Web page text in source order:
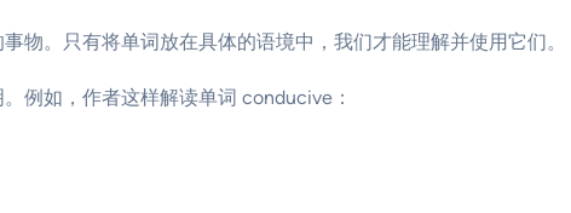
物。只有将单词放在具体的语境中，我们才能理解并使用它们。
例如，作者这样解读单词 conducive：